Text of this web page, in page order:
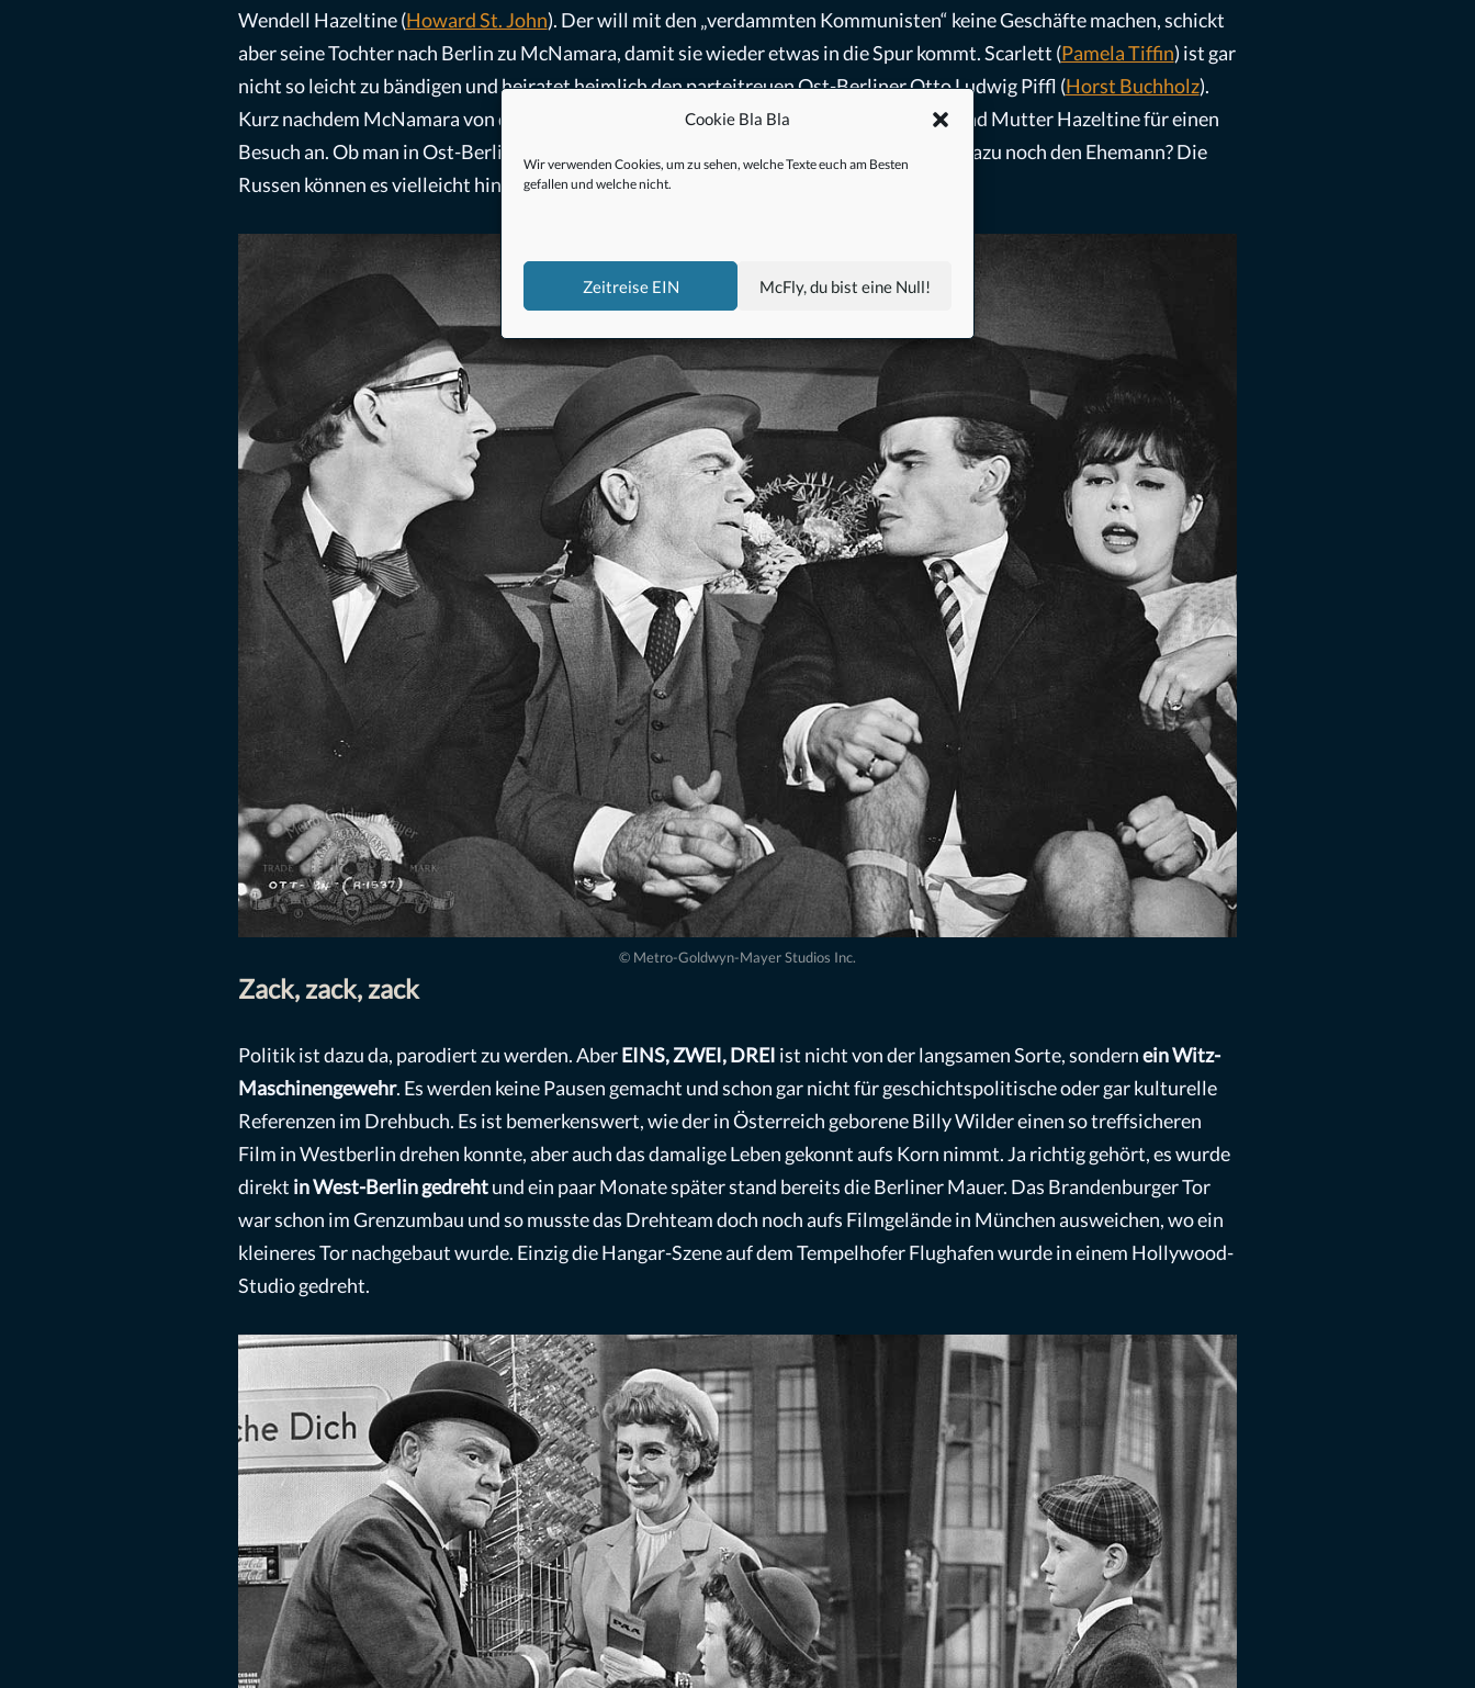
Cookie Bla Bla
Wir verwenden Cookies, um zu sehen, welche Texte euch am Besten
gefallen und welche nicht.
Zeitreise EIN McFly, du bist eine Null!
Wendell Hazeltine (Howard St. John). Der will mit den „verdammten Kommunisten“ keine Geschäfte machen, schickt
aber seine Tochter nach Berlin zu McNamara, damit sie wieder etwas in die Spur kommt. Scarlett (Pamela Tiffin) ist gar
nicht so leicht zu bändigen und heiratet heimlich den parteitreuen Ost-Berliner Otto Ludwig Piffl (Horst Buchholz).
Kurz nachdem McNamara von der heimlichen Ehe erfährt, kündigen sich schon Vater und Mutter Hazeltine für einen
Besuch an. Ob man in Ost-Berlin noch schnell eine Ehe verschwinden lassen kann und dazu noch den Ehemann? Die
Russen können es vielleicht hinbekommen.
© Metro-Goldwyn-Mayer Studios Inc.
Zack, zack, zack
Politik ist dazu da, parodiert zu werden. AberEINS, ZWEI, DREI ist nicht von der langsamen Sorte, sondernein Witz-
Maschinengewehr. Es werden keine Pausen gemacht und schon gar nicht für geschichtspolitische oder gar kulturelle
Referenzen im Drehbuch. Es ist bemerkenswert, wie der in Österreich geborene Billy Wilder einen so treffsicheren
Film in Westberlin drehen konnte, aber auch das damalige Leben gekonnt aufs Korn nimmt. Ja richtig gehört, es wurde
direkt in West-Berlin gedrehtund ein paar Monate später stand bereits die Berliner Mauer. Das Brandenburger Tor
war schon im Grenzumbau und so musste das Drehteam doch noch aufs Filmgelände in München ausweichen, wo ein
kleineres Tor nachgebaut wurde. Einzig die Hangar-Szene auf dem Tempelhofer Flughafen wurde in einem Hollywood-
Studio gedreht.